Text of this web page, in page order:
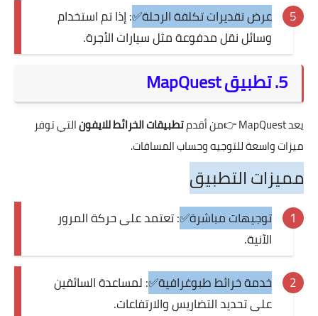
عرض تقديرات تكلفة الرحلة✅: إذا تم استخدام
وسائل نقل مدفوعة مثل سيارات الأجرة.
5. تطبيق MapQuest
يعدMapQuest👉من أقدمتطبيقات الخرائط للايفونالتي توفر
ميزات واسعة للتوجيه وحساب المسافات.
مميزات التطبيق
توجيهات مباشرة✅: تعتمد على حركة المرور
الآنية.
خدمة خرائط طبوغرافية✅: لمساعدة السائقين
على تحديد التضاريس والارتفاعات.